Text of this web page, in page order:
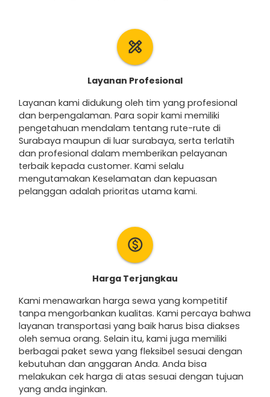
design_services
Layanan Profesional
Layanan kami didukung oleh tim yang profesional
dan berpengalaman. Para sopir kami memiliki
pengetahuan mendalam tentang rute-rute di
Surabaya maupun di luar surabaya, serta terlatih
dan profesional dalam memberikan pelayanan
terbaik kepada customer. Kami selalu
mengutamakan Keselamatan dan kepuasan
pelanggan adalah prioritas utama kami.
monetization_on
Harga Terjangkau
Kami menawarkan harga sewa yang kompetitif
tanpa mengorbankan kualitas. Kami percaya bahwa
layanan transportasi yang baik harus bisa diakses
oleh semua orang. Selain itu, kami juga memiliki
berbagai paket sewa yang fleksibel sesuai dengan
kebutuhan dan anggaran Anda. Anda bisa
melakukan cek harga di atas sesuai dengan tujuan
yang anda inginkan.